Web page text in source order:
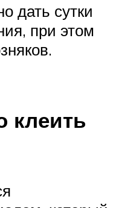
дать сутки
при этом
клеить